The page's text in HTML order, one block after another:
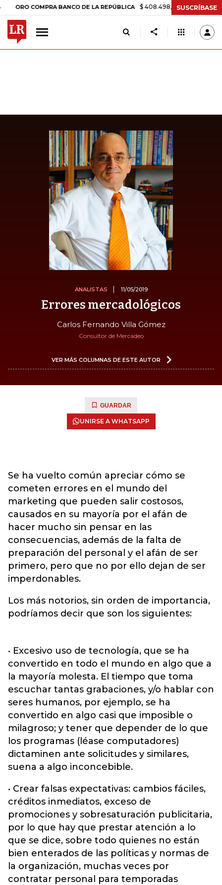
COMPRA BANCO DE LA REPÚBLICA $ 408.498,97 +$ 8.753,81 +2,19%
SUSCRÍBASE
ANALISTAS 11/05/2019
Errores mercadológicos
Carlos Fernando Villa Gómez
Consultor de Mercadeo
VER MÁS COLUMNAS DE ESTE AUTOR
GUARDAR
UNIRSE A WHATSAPP
Se ha vuelto común apreciar cómo se
cometen errores en el mundo del
marketing que pueden salir costosos,
causados en su mayoría por el afán de
hacer mucho sin pensar en las
consecuencias, además de la falta de
preparación del personal y el afán de ser
primero, pero que no por ello dejan de ser
imperdonables.
Los más notorios, sin orden de importancia,
podríamos decir que son los siguientes:
• Excesivo uso de tecnología, que se ha
convertido en todo el mundo en algo que a
la mayoría molesta. El tiempo que toma
escuchar tantas grabaciones, y/o hablar con
seres humanos, por ejemplo, se ha
convertido en algo casi que imposible o
milagroso; y tener que depender de lo que
los programas (léase computadores)
dictaminen ante solicitudes y similares,
suena a algo inconcebible.
• Crear falsas expectativas: cambios fáciles,
créditos inmediatos, exceso de
promociones y sobresaturación publicitaria,
por lo que hay que prestar atención a lo
que se dice, sobre todo quienes no están
bien enterados de las políticas y normas de
la organización, muchas veces por
contratar personal para temporadas